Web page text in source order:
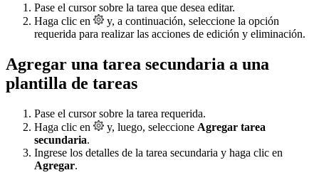
Pase el cursor sobre la tarea que desea editar.
Haga clic en
y, a continuación, seleccione la opción
requerida para realizar las acciones de edición y eliminación.
Agregar una tarea secundaria a una
plantilla de tareas
Pase el cursor sobre la tarea requerida.
Haga clic en
y, luego, seleccione Agregar tarea
secundaria.
Ingrese los detalles de la tarea secundaria y haga clic en
Agregar.